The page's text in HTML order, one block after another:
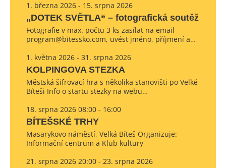
1. března 2026 - 15. srpna 2026
„DOTEK SVĚTLA“ – fotografická soutěž
Fotografie v max. počtu 3 ks zasílat na email
program@bitessko.com, uvést jméno, příjmení a…
1. května 2026 - 31. srpna 2026
KOLPINGOVA STEZKA
Městská šifrovací hra s několika stanovišti po Velké
Bíteši Info o startu stezky na webu…
18. srpna 2026 08:00 - 16:00
BÍTEŠSKÉ TRHY
Masarykovo náměstí, Velká Bíteš Organizuje:
Informační centrum a Klub kultury
21. srpna 2026 20:00 - 23. srpna 2026